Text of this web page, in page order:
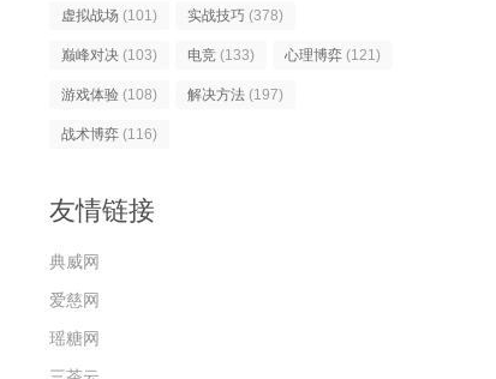
虚拟战场 (101) 实战技巧 (378)
巅峰对决 (103) 电竞 (133) 心理博弈 (121)
游戏体验 (108) 解决方法 (197)
战术博弈 (116)
友情链接
典威网
爱慈网
瑶糖网